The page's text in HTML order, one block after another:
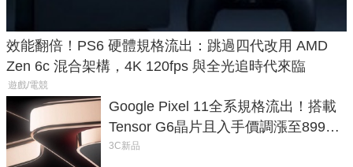
效能翻倍！PS6 硬體規格流出：跳過四代改用 AMD
Zen 6c 混合架構，4K 120fps 與全光追時代來臨
遊戲/電競
Google Pixel 11全系規格流出！搭載
Tensor G6晶片且入手價調漲至899美
元
3C新品